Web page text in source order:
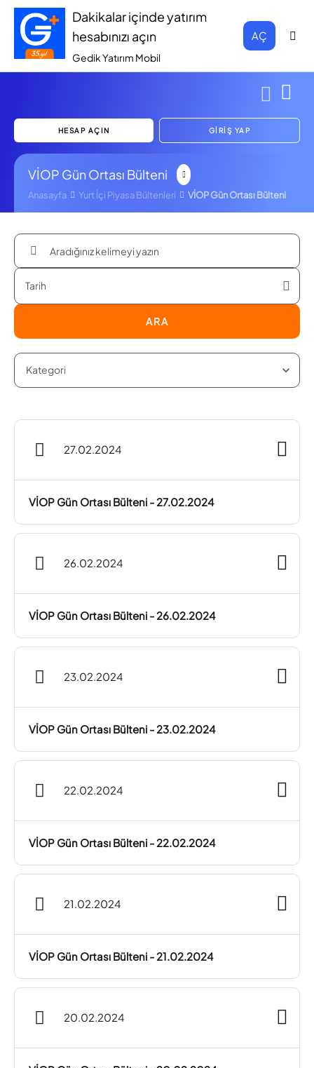
Dakikalar içinde yatırım
hesabınızı açın
Gedik Yatırım Mobil
AÇ
HESAP AÇIN GİRİŞ YAP
VİOP Gün Ortası Bülteni
Anasayfa Yurt İçi Piyasa Bültenleri VİOP Gün Ortası Bülteni
ARA
27.02.2024
VİOP Gün Ortası Bülteni - 27.02.2024
26.02.2024
VİOP Gün Ortası Bülteni - 26.02.2024
23.02.2024
VİOP Gün Ortası Bülteni - 23.02.2024
22.02.2024
VİOP Gün Ortası Bülteni - 22.02.2024
21.02.2024
VİOP Gün Ortası Bülteni - 21.02.2024
20.02.2024